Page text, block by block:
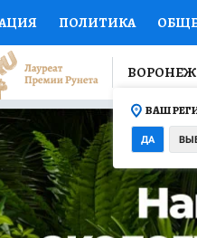
ПОЛИТИКА
КОЛУМНИСТЫ
ФИНАНСЫ
НА СПОРТ ПРОМОКОДЫ
ТЕЛЕВИЗОР
ВОРОНЕЖ
ВАШ
ДА